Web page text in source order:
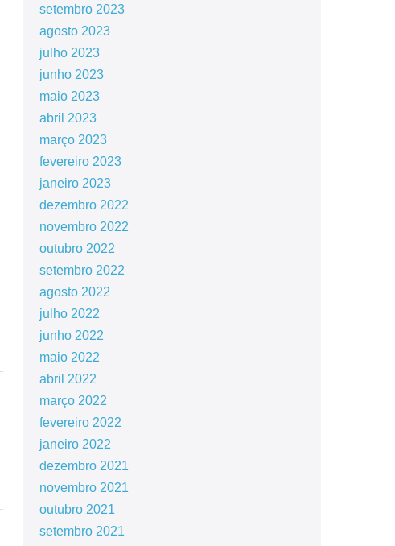
setembro 2023
agosto 2023
julho 2023
junho 2023
maio 2023
abril 2023
março 2023
fevereiro 2023
janeiro 2023
dezembro 2022
novembro 2022
outubro 2022
setembro 2022
agosto 2022
julho 2022
junho 2022
maio 2022
abril 2022
março 2022
fevereiro 2022
janeiro 2022
dezembro 2021
novembro 2021
outubro 2021
setembro 2021